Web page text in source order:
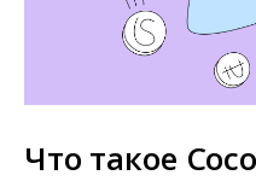
Что такое